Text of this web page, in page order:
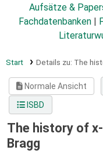
Aufsätze &
Fachdatenbanken
Start Details zu: The
Normale Ansicht
ISBD
The history of
Bragg